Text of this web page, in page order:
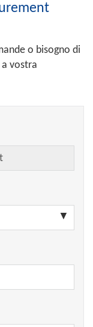
o bisogno di
vostra